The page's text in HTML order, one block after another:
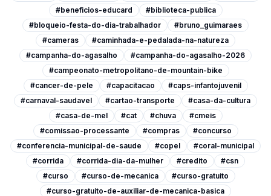
#beneficios-educard
#biblioteca-publica
#bloqueio-festa-do-dia-trabalhador
#bruno_guimaraes
#cameras
#caminhada-e-pedalada-na-natureza
#campanha-do-agasalho
#campanha-do-agasalho-2026
#campeonato-metropolitano-de-mountain-bike
#cancer-de-pele
#capacitacao
#caps-infantojuvenil
#carnaval-saudavel
#cartao-transporte
#casa-da-cultura
#casa-de-mel
#cat #chuva
#cmeis
#comissao-processante
#compras
#concurso
#conferencia-municipal-de-saude
#copel
#coral-municipal
#corrida
#corrida-dia-da-mulher #credito
#csn
#curso
#curso-de-mecanica
#curso-gratuito
#curso-gratuito-de-auxiliar-de-mecanica-basica